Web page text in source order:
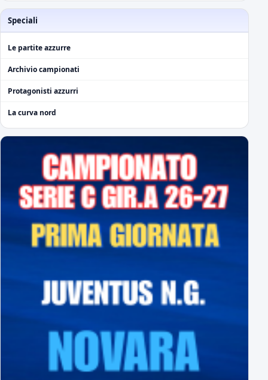
Speciali
Le partite azzurre
Archivio campionati
Protagonisti azzurri
La curva nord